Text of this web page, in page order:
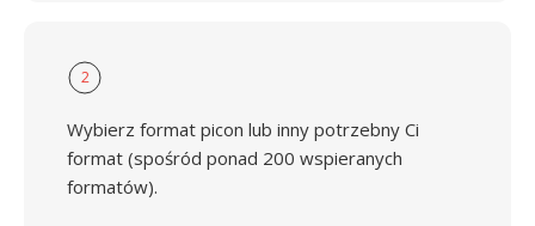
2
Wybierz format picon lub inny potrzebny Ci
format (spośród ponad 200 wspieranych
formatów).